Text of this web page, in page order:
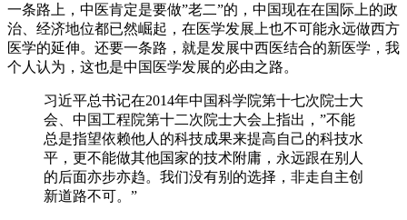
一条路上，中医肯定是要做”老二”的，中国现在在国际上的政
治、经济地位都已然崛起，在医学发展上也不可能永远做西方
医学的延伸。还要一条路，就是发展中西医结合的新医学，我
个人认为，这也是中国医学发展的必由之路。
习近平总书记在2014年中国科学院第十七次院士大
会、中国工程院第十二次院士大会上指出，”不能
总是指望依赖他人的科技成果来提高自己的科技水
平，更不能做其他国家的技术附庸，永远跟在别人
的后面亦步亦趋。我们没有别的选择，非走自主创
新道路不可。”